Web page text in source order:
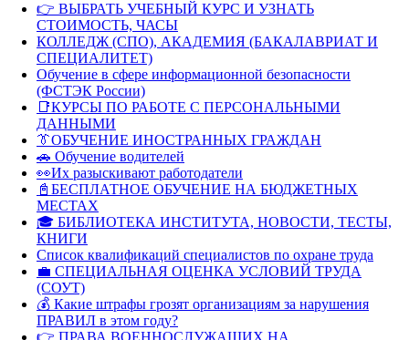
👉 ВЫБРАТЬ УЧЕБНЫЙ КУРС И УЗНАТЬ
СТОИМОСТЬ, ЧАСЫ
КОЛЛЕДЖ (СПО), АКАДЕМИЯ (БАКАЛАВРИАТ И
СПЕЦИАЛИТЕТ)
Обучение в сфере информационной безопасности
(ФСТЭК России)
📑КУРСЫ ПО РАБОТЕ С ПЕРСОНАЛЬНЫМИ
ДАННЫМИ
👔ОБУЧЕНИЕ ИНОСТРАННЫХ ГРАЖДАН
🚗 Обучение водителей
👀Их разыскивают работодатели
📓БЕСПЛАТНОЕ ОБУЧЕНИЕ НА БЮДЖЕТНЫХ
МЕСТАХ
🎓 БИБЛИОТЕКА ИНСТИТУТА, НОВОСТИ, ТЕСТЫ,
КНИГИ
Список квалификаций специалистов по охране труда
💼 СПЕЦИАЛЬНАЯ ОЦЕНКА УСЛОВИЙ ТРУДА
(СОУТ)
💰 Какие штрафы грозят организациям за нарушения
ПРАВИЛ в этом году?
👉 ПРАВА ВОЕННОСЛУЖАЩИХ НА